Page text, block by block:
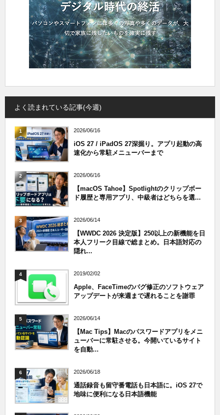
よく読まれている記事(今週)
1 2026/06/16
iOS 27 / iPadOS 27深掘り。アプリ起動の高
速化から常駐メニューバーまで
2 2026/06/16
【macOS Tahoe】Spotlightのクリップボー
ド履歴と専用アプリ、中級者はどちらを選...
3 2026/06/14
【WWDC 2026 決定版】250以上の新機能を日
本人フリーク目線で総まとめ。日本語対応の
隠れ...
4 2019/02/02
Apple、FaceTimeのバグ修正のソフトウェア
アップデートが来週まで遅れることを謝罪
5 2026/06/14
【Mac Tips】Macのパスワードアプリをメニ
ューバーに常駐させる。今開いているサイト
を自動...
6 2026/06/18
通話録音も留守番電話も日本語に。iOS 27で
地味に便利になる日本語機能